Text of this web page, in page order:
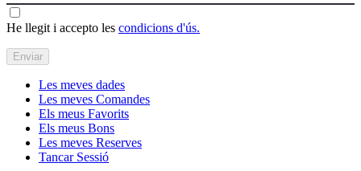
He llegit i accepto les condicions d'ús.
Les meves dades
Les meves Comandes
Els meus Favorits
Els meus Bons
Les meves Reserves
Tancar Sessió